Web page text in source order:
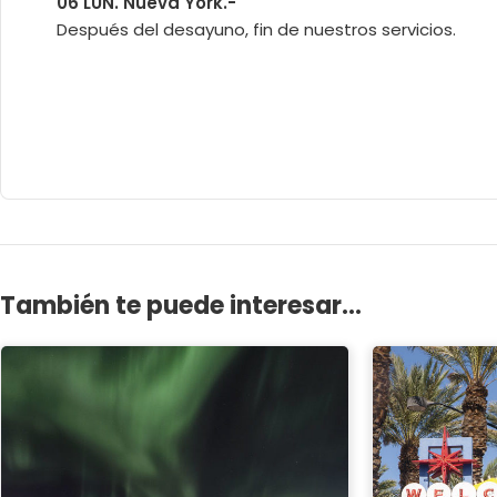
Después del desayuno, fin de nuestros servicios.
También te puede interesar...